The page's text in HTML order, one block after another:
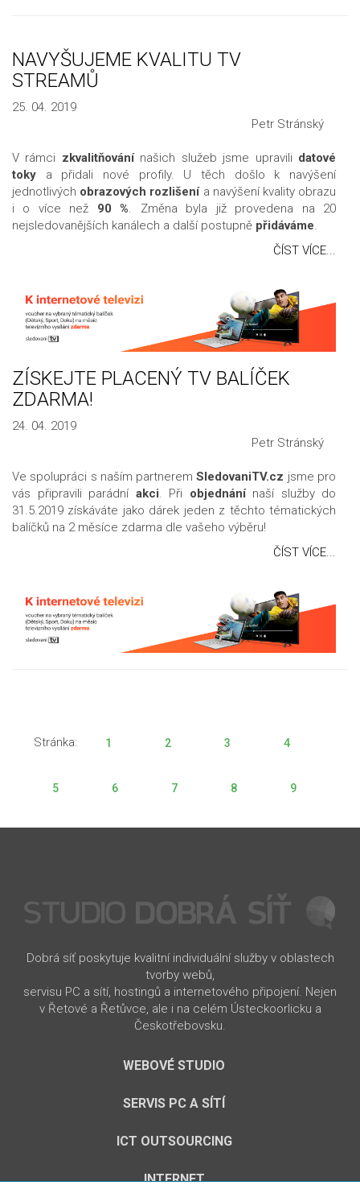
NAVYŠUJEME KVALITU TV
STREAMŮ
25. 04. 2019
Petr Stránský
V rámci zkvalitňovánínašich služeb jsme upravili datové
toky a přidali nové profily. U těch došlo k navýšení
jednotlivých obrazových rozlišenía navýšení kvality obrazu
i o více než 90 %. Změna byla již provedena na 20
nejsledovanějších kanálech a další postupně přidáváme.
ČÍST VÍCE...
ZÍSKEJTE PLACENÝ TV BALÍČEK
ZDARMA!
24. 04. 2019
Petr Stránský
Ve spolupráci s naším partneremSledovaniTV.cz jsme pro
vás připravili parádní akci . Při objednánínaší služby do
31.5.2019 získáváte jako dárek jeden z těchto tématických
balíčků na 2 měsíce zdarma dle vašeho výběru!
ČÍST VÍCE...
Stránka: 1 2 3 4
5 6 7 8 9
Dobrá síť poskytuje kvalitní individuální služby v oblastech
tvorby webů,
servisu PC a sítí, hostingů a internetového připojení. Nejen
v Řetové a Řetůvce, ale i na celém Ústeckoorlicku a
Českotřebovsku.
WEBOVÉ STUDIO
SERVIS PC A SÍTÍ
ICT OUTSOURCING
INTERNET